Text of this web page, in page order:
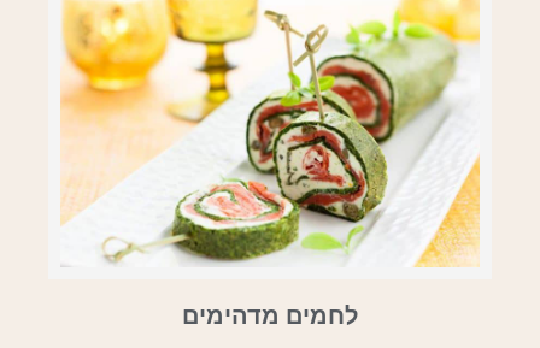
לחמים מדהימים